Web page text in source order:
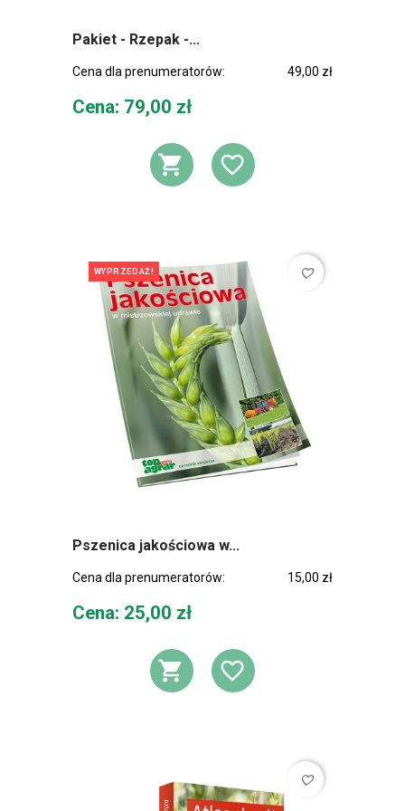
Pakiet - Rzepak -...
Cena dla prenumeratorów: 49,00 zł
Cena
Cena: 79,00 zł
DODAJ DO
DODAJ DO
WYPRZEDAŻ! favorite_border
Pszenica jakościowa w...
Cena dla prenumeratorów: 15,00 zł
Cena
Cena: 25,00 zł
DODAJ DO
DODAJ DO
favorite_border